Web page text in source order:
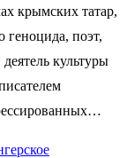
крымских татар,
геноцида, поэт,
культуры